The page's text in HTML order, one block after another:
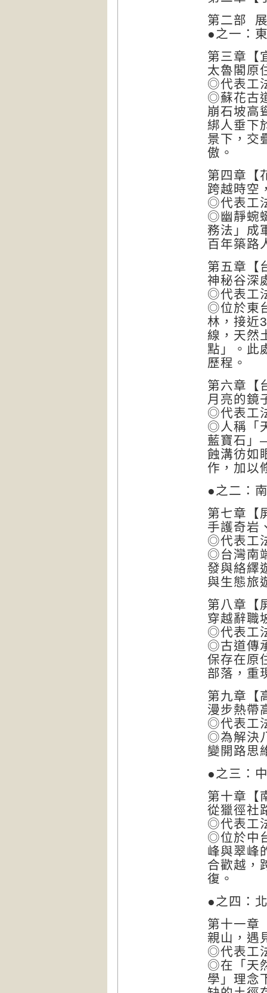
第二部
●之一：
第三章【
太魯閣原
◎代表工
◎蘇花古
崩石坡高
綁人垂下
景下，交
傲。
第四章【
跨越時空
◎代表工
◎幽靜蜿
務法」成
百年築路
第五章【
神秘谷深
◎代表工
◎位於東
林，接近
線，天然
點」。此
歷程。
第六章【
月亮的鏡
◎代表工
◎人稱「
藍寶石」
蝕溝彷如
作，加以
●之二：
第七章【
手護奇岩
◎代表工
◎台灣南
發與絡繹
與生態旅
第八章【
穿越辭職
◎代表工
◎古道傳
保存在原
部落，重
第九章【
漫步熱帶
◎代表工
◎為解決
變開路思
●之三：
第十章【
從獵徑社
◎代表工
◎位於中
峰與翠峰
合歡越，
復。
●之四：
第十一章
親山，遇
◎代表工
◎在「天
學」理念